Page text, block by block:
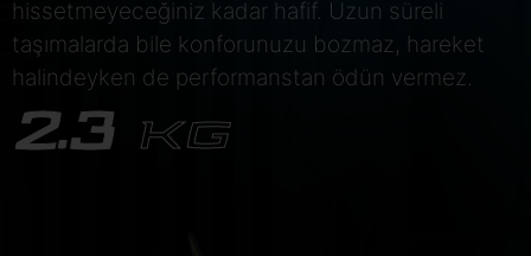
hissetmeyeceğiniz kadar hafif. Uzun süreli
taşımalarda bile konforunuzu bozmaz, hareket
halindeyken de performanstan ödün vermez.
2.3 KG